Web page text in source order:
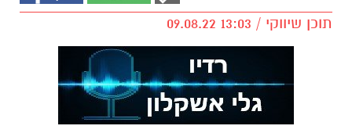
תוכן שיווקי / 13:03 09.08.22